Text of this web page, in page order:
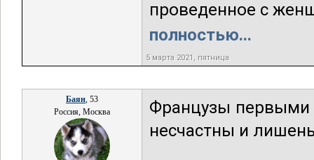
проведенное с
полностью...
5 марта 2021, пятница
Баян, 53
Россия, Москва
Французы первыми
несчастны и